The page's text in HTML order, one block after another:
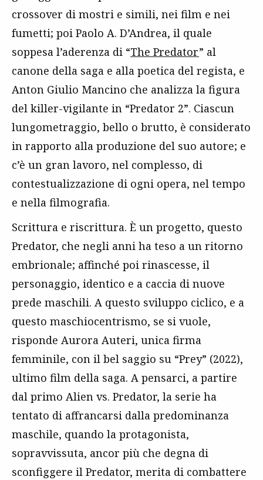
crossover di mostri e simili, nei film e nei
fumetti; poi Paolo A. D’Andrea, il quale
soppesa l’aderenza di “The Predator” al
canone della saga e alla poetica del regista, e
Anton Giulio Mancino che analizza la figura
del killer-vigilante in “Predator 2”. Ciascun
lungometraggio, bello o brutto, è considerato
in rapporto alla produzione del suo autore; e
c’è un gran lavoro, nel complesso, di
contestualizzazione di ogni opera, nel tempo
e nella filmografia.
Scrittura e riscrittura. È un progetto, questo
Predator, che negli anni ha teso a un ritorno
embrionale; affinché poi rinascesse, il
personaggio, identico e a caccia di nuove
prede maschili. A questo sviluppo ciclico, e a
questo maschiocentrismo, se si vuole,
risponde Aurora Auteri, unica firma
femminile, con il bel saggio su “Prey” (2022),
ultimo film della saga. A pensarci, a partire
dal primo Alien vs. Predator, la serie ha
tentato di affrancarsi dalla predominanza
maschile, quando la protagonista,
sopravvissuta, ancor più che degna di
sconfiggere il Predator, merita di combattere